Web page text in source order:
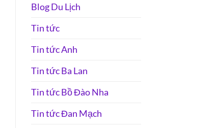
Blog Du Lịch
Tin tức
Tin tức Anh
Tin tức Ba Lan
Tin tức Bồ Đào Nha
Tin tức Đan Mạch